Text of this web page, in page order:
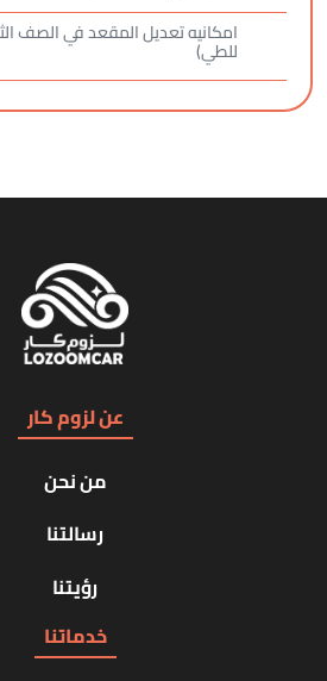
امكانيه تعديل المقعد في الصف
للطي)
عن لزوم كار
من نحن
رسالتنا
رؤيتنا
خدماتنا